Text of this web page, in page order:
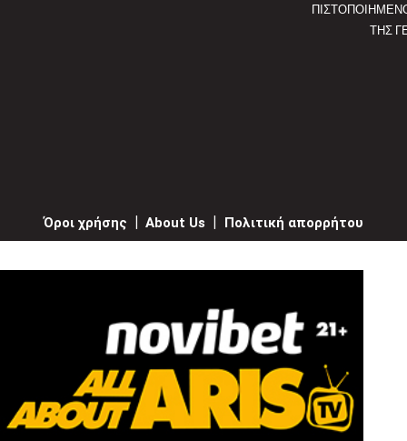
ΤΗΣ
Όροι χρήσης About Us Πολιτική απορρήτου